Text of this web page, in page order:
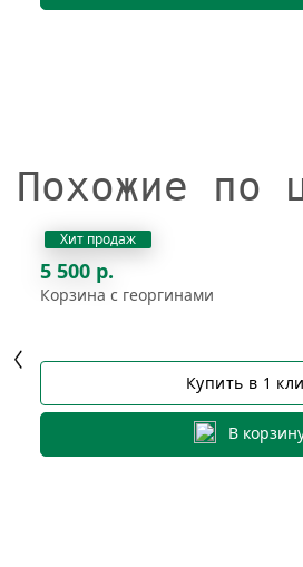
Похожие по
Хит продаж
5 500 р.
Корзина с георгинами
Купить в 1
В